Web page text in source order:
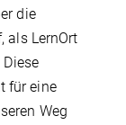
die
als LernOrt
für eine
Weg